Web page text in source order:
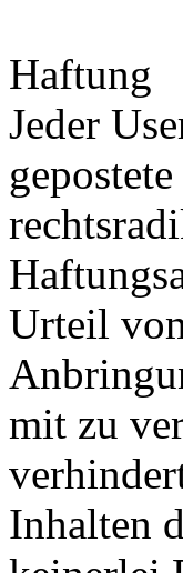
Haftung
Jeder
Urteil
mit zu
Inhalten